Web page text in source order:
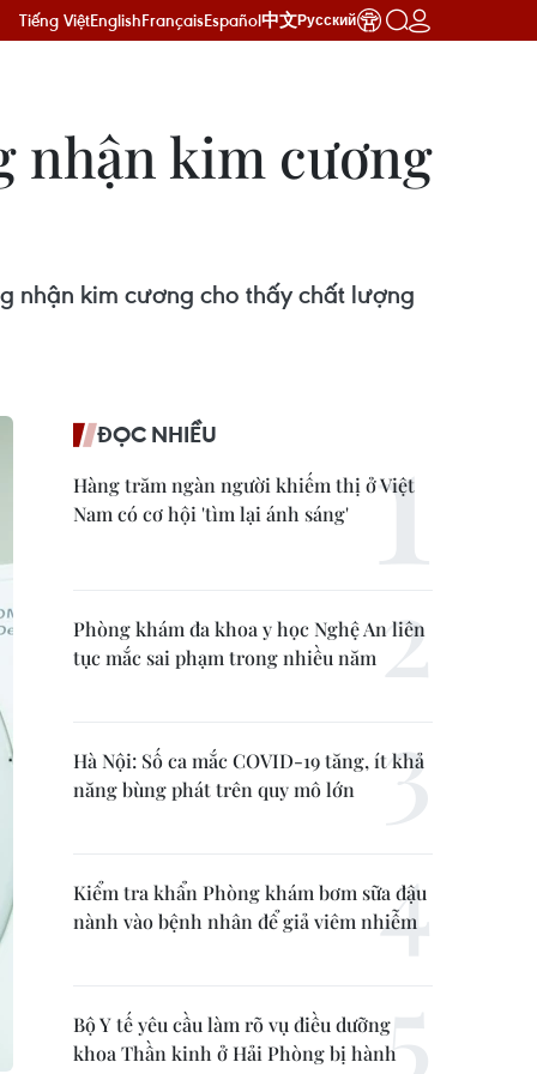
Tiếng ViệtEnglishFrançaisEspañol中文Русский
nhận kim cương
nhận kim cương cho thấy chất lượng
ĐỌC NHIỀU
Hàng trăm ngàn người khiếm thị ở Việt
Nam có cơ hội 'tìm lại ánh sáng'
Phòng khám đa khoa y học Nghệ An liên
tục mắc sai phạm trong nhiều năm
Hà Nội: Số ca mắc COVID-19 tăng, ít khả
năng bùng phát trên quy mô lớn
Kiểm tra khẩn Phòng khám bơm sữa đậu
nành vào bệnh nhân để giả viêm nhiễm
Bộ Y tế yêu cầu làm rõ vụ điều dưỡng
khoa Thần kinh ở Hải Phòng bị hành